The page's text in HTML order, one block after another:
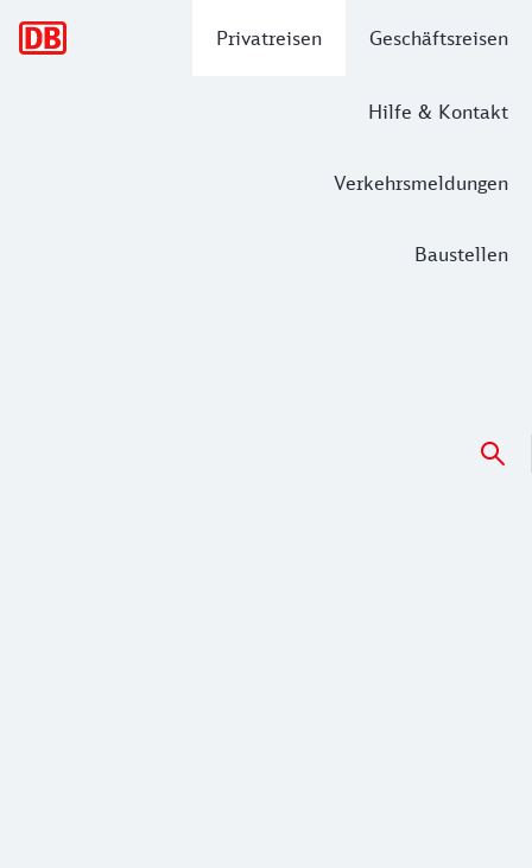
Privatreisen Geschäftsreisen
Hilfe & Kontakt
Verkehrsmeldungen
Baustellen